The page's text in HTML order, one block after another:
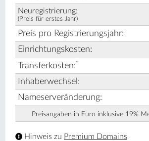
Neuregistrierung:
(Preis für erstes Jahr)
Preis pro Registrierungsjahr:
Einrichtungskosten:
Transferkosten:*
Inhaberwechsel:
Nameserveränderung:
Preisangaben in Euro inklusive 19%
Hinweis zu Premium Domains